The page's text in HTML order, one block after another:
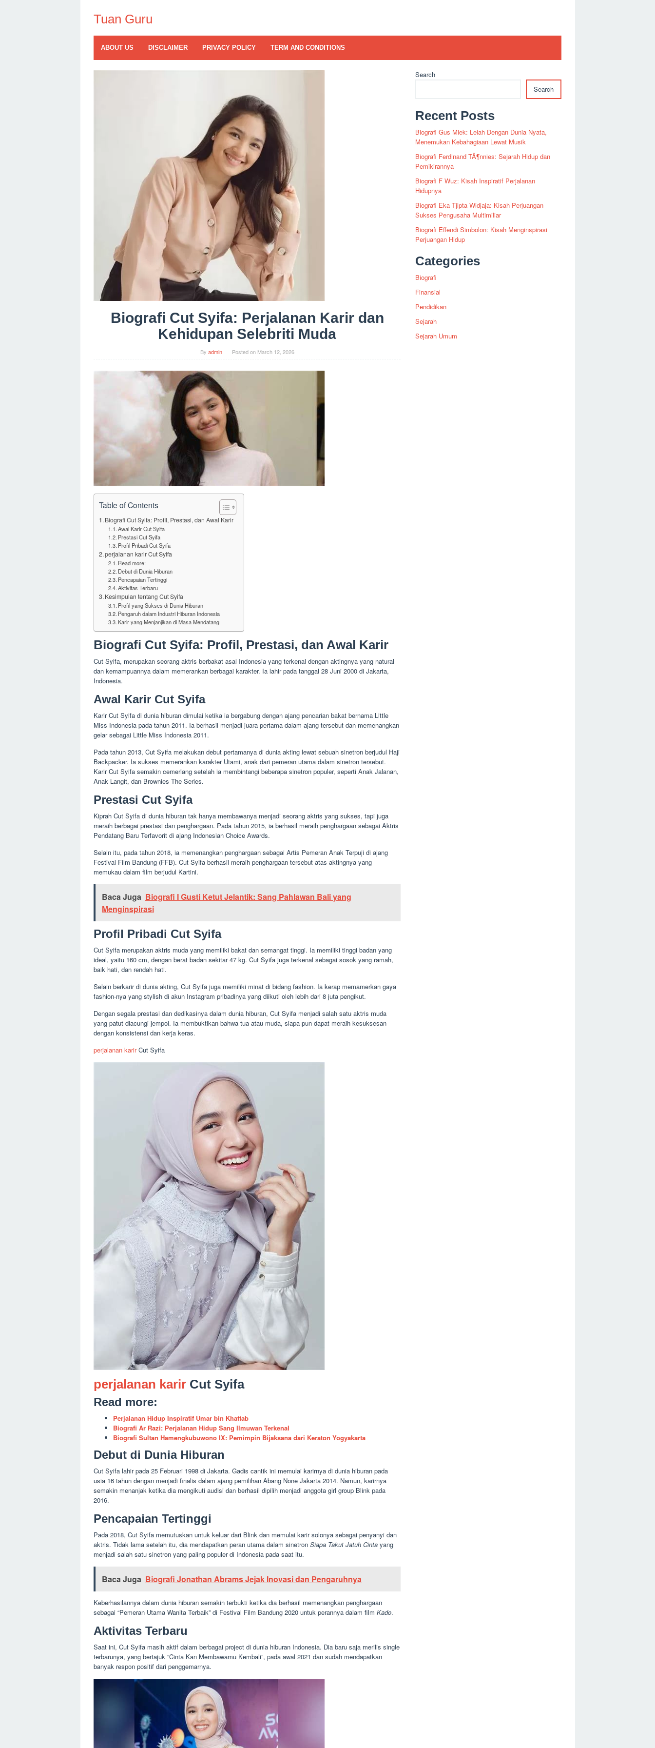
contentTuan Guru
ABOUT US DISCLAIMER PRIVACY POLICY TERM AND CONDITIONS
Biografi Cut Syifa: Perjalanan Karir dan
Kehidupan Selebriti Muda
By admin Posted on March 12, 2026
Table of Contents
Biografi Cut Syifa: Profil, Prestasi, dan Awal Karir
Awal Karir Cut Syifa
Prestasi Cut Syifa
Profil Pribadi Cut Syifa
perjalanan karir Cut Syifa
Read more:
Debut di Dunia Hiburan
Pencapaian Tertinggi
Aktivitas Terbaru
Kesimpulan tentang Cut Syifa
Profil yang Sukses di Dunia Hiburan
Pengaruh dalam Industri Hiburan Indonesia
Karir yang Menjanjikan di Masa Mendatang
Biografi Cut Syifa: Profil, Prestasi, dan Awal Karir
Cut Syifa, merupakan seorang aktris berbakat asal Indonesia yang terkenal dengan aktingnya yang natural
dan kemampuannya dalam memerankan berbagai karakter. Ia lahir pada tanggal 28 Juni 2000 di Jakarta,
Indonesia.
Awal Karir Cut Syifa
Karir Cut Syifa di dunia hiburan dimulai ketika ia bergabung dengan ajang pencarian bakat bernama Little
Miss Indonesia pada tahun 2011. Ia berhasil menjadi juara pertama dalam ajang tersebut dan memenangkan
gelar sebagai Little Miss Indonesia 2011.
Pada tahun 2013, Cut Syifa melakukan debut pertamanya di dunia akting lewat sebuah sinetron berjudul Haji
Backpacker. Ia sukses memerankan karakter Utami, anak dari pemeran utama dalam sinetron tersebut.
Karir Cut Syifa semakin cemerlang setelah ia membintangi beberapa sinetron populer, seperti Anak Jalanan,
Anak Langit, dan Brownies The Series.
Prestasi Cut Syifa
Kiprah Cut Syifa di dunia hiburan tak hanya membawanya menjadi seorang aktris yang sukses, tapi juga
meraih berbagai prestasi dan penghargaan. Pada tahun 2015, ia berhasil meraih penghargaan sebagai Aktris
Pendatang Baru Terfavorit di ajang Indonesian Choice Awards.
Selain itu, pada tahun 2018, ia memenangkan penghargaan sebagai Artis Pemeran Anak Terpuji di ajang
Festival Film Bandung (FFB). Cut Syifa berhasil meraih penghargaan tersebut atas aktingnya yang
memukau dalam film berjudul Kartini.
Baca Juga Biografi I Gusti Ketut Jelantik: Sang Pahlawan Bali yang
Menginspirasi
Profil Pribadi Cut Syifa
Cut Syifa merupakan aktris muda yang memiliki bakat dan semangat tinggi. Ia memiliki tinggi badan yang
ideal, yaitu 160 cm, dengan berat badan sekitar 47 kg. Cut Syifa juga terkenal sebagai sosok yang ramah,
baik hati, dan rendah hati.
Selain berkarir di dunia akting, Cut Syifa juga memiliki minat di bidang fashion. Ia kerap memamerkan gaya
fashion-nya yang stylish di akun Instagram pribadinya yang diikuti oleh lebih dari 8 juta pengikut.
Dengan segala prestasi dan dedikasinya dalam dunia hiburan, Cut Syifa menjadi salah satu aktris muda
yang patut diacungi jempol. Ia membuktikan bahwa tua atau muda, siapa pun dapat meraih kesuksesan
dengan konsistensi dan kerja keras.
perjalanan karirCut Syifa
perjalanan karir Cut Syifa
Read more:
Perjalanan Hidup Inspiratif Umar bin Khattab
Biografi Ar Razi: Perjalanan Hidup Sang Ilmuwan Terkenal
Biografi Sultan Hamengkubuwono IX: Pemimpin Bijaksana dari Keraton Yogyakarta
Debut di Dunia Hiburan
Cut Syifa lahir pada 25 Februari 1998 di Jakarta. Gadis cantik ini memulai karirnya di dunia hiburan pada
usia 16 tahun dengan menjadi finalis dalam ajang pemilihan Abang None Jakarta 2014. Namun, karirnya
semakin menanjak ketika dia mengikuti audisi dan berhasil dipilih menjadi anggota girl group Blink pada
2016.
Pencapaian Tertinggi
Pada 2018, Cut Syifa memutuskan untuk keluar dari Blink dan memulai karir solonya sebagai penyanyi dan
aktris. Tidak lama setelah itu, dia mendapatkan peran utama dalam sinetron Siapa Takut Jatuh Cinta yang
menjadi salah satu sinetron yang paling populer di Indonesia pada saat itu.
Baca Juga Biografi Jonathan Abrams Jejak Inovasi dan Pengaruhnya
Keberhasilannya dalam dunia hiburan semakin terbukti ketika dia berhasil memenangkan penghargaan
sebagai “Pemeran Utama Wanita Terbaik” di Festival Film Bandung 2020 untuk perannya dalam film Kado.
Aktivitas Terbaru
Saat ini, Cut Syifa masih aktif dalam berbagai project di dunia hiburan Indonesia. Dia baru saja merilis single
terbarunya, yang bertajuk “Cinta Kan Membawamu Kembali”, pada awal 2021 dan sudah mendapatkan
banyak respon positif dari penggemarnya.
Search
Search
Recent Posts
Biografi Gus Miek: Lelah Dengan Dunia Nyata,
Menemukan Kebahagiaan Lewat Musik
Biografi Ferdinand TÃ¶nnies: Sejarah Hidup dan
Pemikirannya
Biografi F Wuz: Kisah Inspiratif Perjalanan
Hidupnya
Biografi Eka Tjipta Widjaja: Kisah Perjuangan
Sukses Pengusaha Multimiliar
Biografi Effendi Simbolon: Kisah Menginspirasi
Perjuangan Hidup
Categories
Biografi
Finansial
Pendidikan
Sejarah
Sejarah Umum